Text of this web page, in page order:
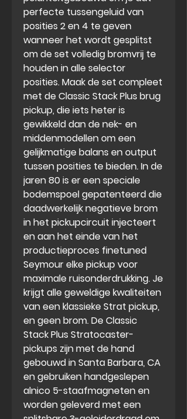
perfecte tussengeluid van
posities 2 en 4 te geven
wanneer het wordt gesplitst
om de set volledig bromvrij te
houden in alle selector
posities. Maak de set compleet
met de Classic Stack Plus brug
pickup, die iets heter is
gewikkeld dan de nek- en
middenmodellen om een
gelijkmatige balans en output
tussen posities te bieden. In de
jaren 80 is er een speciale
bodemspoel gepatenteerd die
daadwerkelijk negatieve brom
in het pickupcircuit injecteert
en aan het einde van het
productieproces finetuned
Seymour elke pickup voor
maximale ruisonderdrukking. Je
krijgt alle geweldige kwaliteiten
van een klassieke Strat pickup,
en geen brom. De Classic
Stack Plus Stratocaster-
pickups zijn met de hand
gebouwd in Santa Barbara, CA
en gebruiken handgeslepen
alnico 5-staafmagneten en
worden geleverd met een